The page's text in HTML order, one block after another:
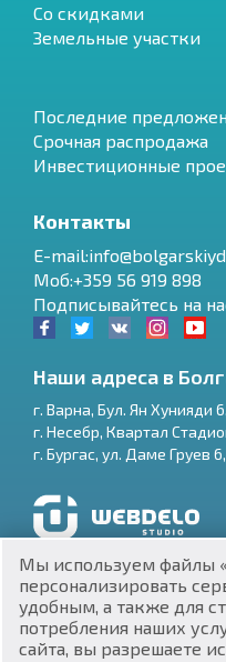
$
₽
₴
Со скидками
Земельные участки
Последние
Срочная распродажа
Инвестиционные
Контакты
E-
Моб:+359 56 919 898
Подписывайтесь на
Наши адреса в
г. Варна, Бул. Ян Хунияди
г. Несебр, Квартал
г. Бургас, ул. Даме Груев
Разработка и SEO
Мы используем файлы
персонализировать
удобным, а также для
потребления наших
сайта, вы разрешаете